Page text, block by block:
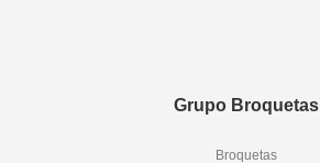
Grupo Broquetas
Broquetas